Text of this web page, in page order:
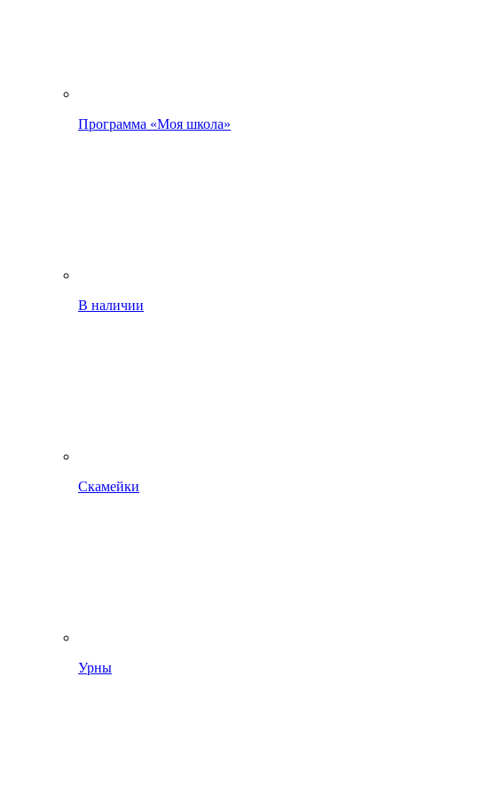
Программа «Моя школа»
В наличии
Скамейки
Урны